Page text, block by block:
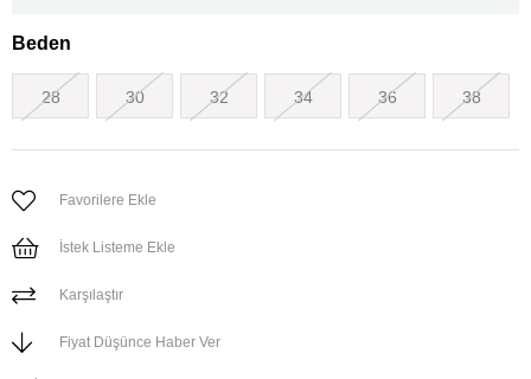
Beden
28 30 32 34 36 38
Favorilere Ekle
İstek Listeme Ekle
Karşılaştır
Fiyat Düşünce Haber Ver